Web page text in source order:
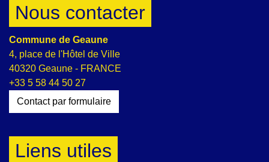
Nous contacter
Commune de Geaune
4, place de l'Hôtel de Ville
40320 Geaune - FRANCE
+33 5 58 44 50 27
Contact par formulaire
Liens utiles